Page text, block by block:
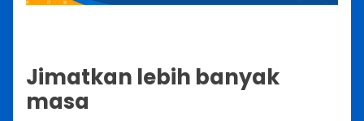
Jimatkan lebih banyak
masa